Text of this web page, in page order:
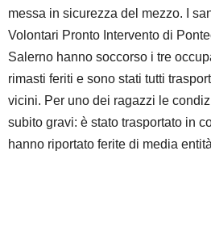
messa in sicurezza del mezzo. I
Volontari Pronto Intervento di
Salerno hanno soccorso i tre
rimasti feriti e sono stati tutti
vicini. Per uno dei ragazzi le
subito gravi: è stato trasportato in
hanno riportato ferite di media